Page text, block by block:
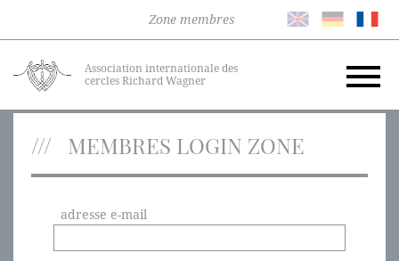
Zone membres
Association internationale des
cercles Richard Wagner
MEMBRES LOGIN ZONE
adresse e-mail